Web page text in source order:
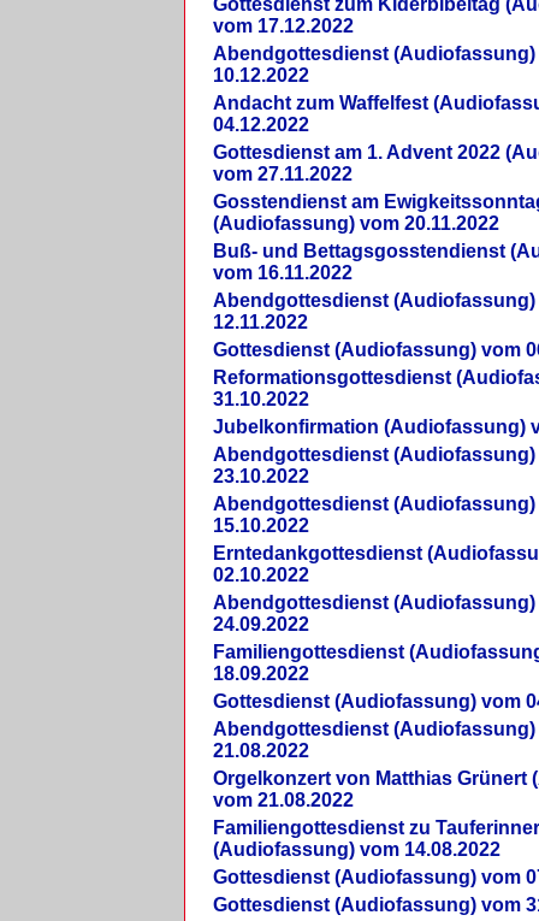
Gottesdienst zum Kiderbibeltag
vom 17.12.2022
Abendgottesdienst (Audiofassung)
10.12.2022
Andacht zum Waffelfest
04.12.2022
Gottesdienst am 1. Advent 2022
vom 27.11.2022
Gosstendienst am
(Audiofassung) vom 20.11.2022
Buß- und Bettagsgosstendienst
vom 16.11.2022
Abendgottesdienst (Audiofassung)
12.11.2022
Gottesdienst (Audiofassung) vom
Reformationsgottesdienst
31.10.2022
Jubelkonfirmation (Audiofassung)
Abendgottesdienst (Audiofassung)
23.10.2022
Abendgottesdienst (Audiofassung)
15.10.2022
Erntedankgottesdienst
02.10.2022
Abendgottesdienst (Audiofassung)
24.09.2022
Familiengottesdienst
18.09.2022
Gottesdienst (Audiofassung) vom
Abendgottesdienst (Audiofassung)
21.08.2022
Orgelkonzert von Matthias Grünert
vom 21.08.2022
Familiengottesdienst zu
(Audiofassung) vom 14.08.2022
Gottesdienst (Audiofassung) vom
Gottesdienst (Audiofassung) vom